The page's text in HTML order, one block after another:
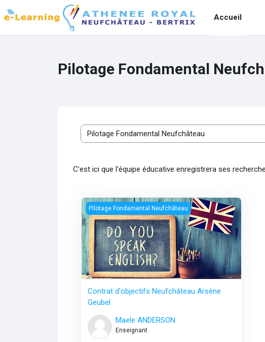
Passer au contenu principal
Accueil
Pilotage Fondamental
Catégories de cours
C'est ici que l'équipe éducative enregistrera ses
Contrat d'objectifs Neufchâteau Arsène Geubel
Pilotage Fondamental Neufchâteau
Contrat d'objectifs Neufchâteau Arsène
Geubel
Maele ANDERSON
Enseignant